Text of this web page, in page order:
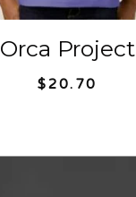
Orca Project
$20.70